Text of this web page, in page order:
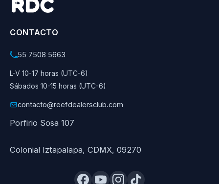
CONTACTO
55 7508 5663
L-V 10-17 horas (UTC-6)
Sábados 10-15 horas (UTC-6)
contacto@reefdealersclub.com
Porfirio Sosa 107
Colonial Iztapalapa, CDMX, 09270